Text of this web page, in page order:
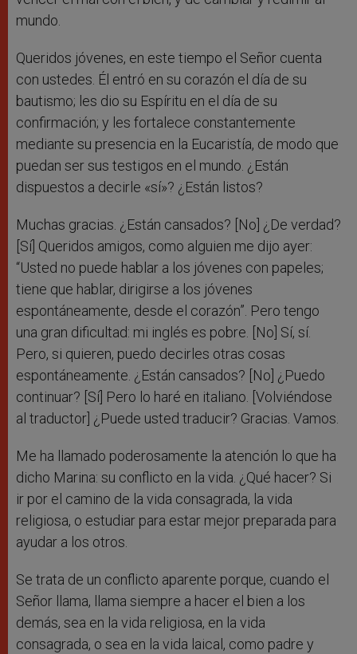
mundo.
Queridos jóvenes, en este tiempo el Señor cuenta
con ustedes. Él entró en su corazón el día de su
bautismo; les dio su Espíritu en el día de su
confirmación; y les fortalece constantemente
mediante su presencia en la Eucaristía, de modo que
puedan ser sus testigos en el mundo. ¿Están
dispuestos a decirle «sí»? ¿Están listos?
Muchas gracias. ¿Están cansados? [No] ¿De verdad?
[Sí] Queridos amigos, como alguien me dijo ayer:
“Usted no puede hablar a los jóvenes con papeles;
tiene que hablar, dirigirse a los jóvenes
espontáneamente, desde el corazón”. Pero tengo
una gran dificultad: mi inglés es pobre. [No] Sí, sí.
Pero, si quieren, puedo decirles otras cosas
espontáneamente. ¿Están cansados? [No] ¿Puedo
continuar? [Sí] Pero lo haré en italiano. [Volviéndose
al traductor] ¿Puede usted traducir? Gracias. Vamos.
Me ha llamado poderosamente la atención lo que ha
dicho Marina: su conflicto en la vida. ¿Qué hacer? Si
ir por el camino de la vida consagrada, la vida
religiosa, o estudiar para estar mejor preparada para
ayudar a los otros.
Se trata de un conflicto aparente porque, cuando el
Señor llama, llama siempre a hacer el bien a los
demás, sea en la vida religiosa, en la vida
consagrada, o sea en la vida laical, como padre y